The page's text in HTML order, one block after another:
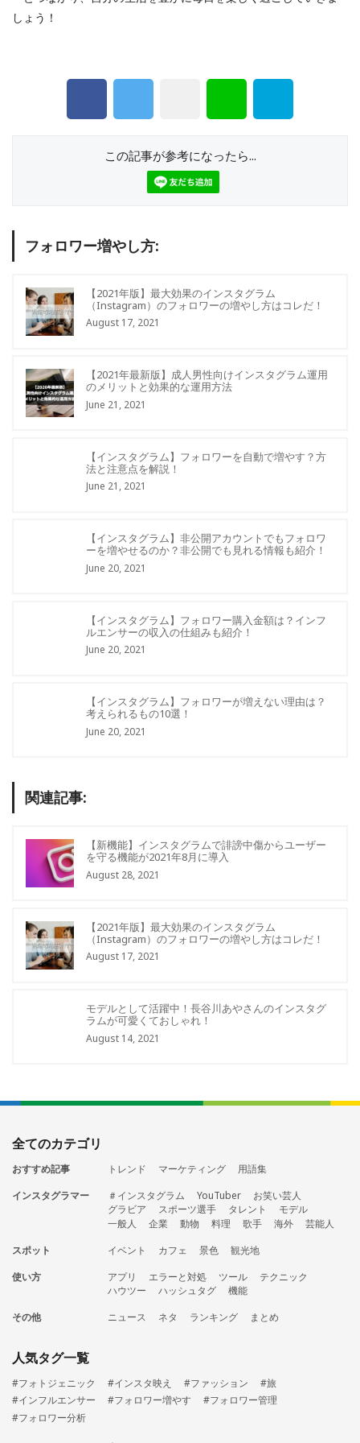
しょう！
この記事が参考になったら...
フォロワー増やし方:
【2021年版】最大効果のインスタグラム
（Instagram）のフォロワーの増やし方はコレだ！
August 17, 2021
【2021年最新版】成人男性向けインスタグラム運用
のメリットと効果的な運用方法
June 21, 2021
【インスタグラム】フォロワーを自動で増やす？方
法と注意点を解説！
June 21, 2021
【インスタグラム】非公開アカウントでもフォロワ
ーを増やせるのか？非公開でも見れる情報も紹介！
June 20, 2021
【インスタグラム】フォロワー購入金額は？インフ
ルエンサーの収入の仕組みも紹介！
June 20, 2021
【インスタグラム】フォロワーが増えない理由は？
考えられるもの10選！
June 20, 2021
関連記事:
【新機能】インスタグラムで誹謗中傷からユーザー
を守る機能が2021年8月に導入
August 28, 2021
【2021年版】最大効果のインスタグラム
（Instagram）のフォロワーの増やし方はコレだ！
August 17, 2021
モデルとして活躍中！長谷川あやさんのインスタグ
ラムが可愛くておしゃれ！
August 14, 2021
全てのカテゴリ
おすすめ記事 トレンド マーケティング
用語集
インスタグラマー
＃インスタグラム YouTuber
お笑い芸人
グラビア
スポーツ選手 タレント
モデル
一般人
企業 動物 料理 歌手 海外
芸能人
スポット
イベント カフェ 景色
観光地
使い方
アプリ エラーと対処 ツール
テクニック
ハウツー
ハッシュタグ
機能
その他
ニュース ネタ ランキング まとめ
人気タグ一覧
#フォトジェニック #インスタ映え #ファッション
#旅
#インフルエンサー
#フォロワー増やす
#フォロワー管理
#フォロワー分析